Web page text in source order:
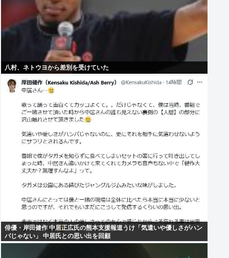
八村、ネトウヨから差別を受けていた
俳優・岸田健作 中居正広氏の熊本支援報道うけ「気遣いや優しさがハン
パじゃない」 中居氏との思い出を回顧